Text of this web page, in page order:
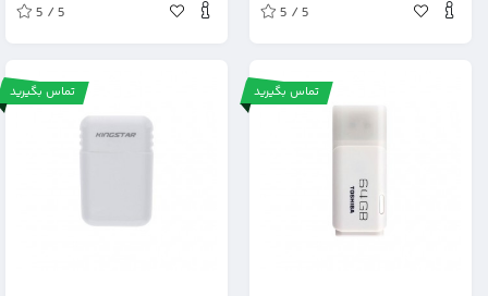
5 / 5
5 / 5
تماس بگیرید تماس بگیرید